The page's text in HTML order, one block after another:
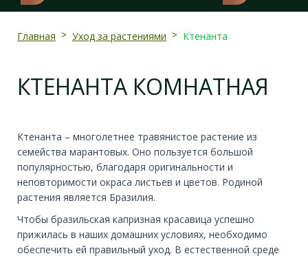
Главная > Уход за растениями > Ктенанта
КТЕНАНТА КОМНАТНАЯ
Ктенанта – многолетнее травянистое растение из
семейства марантовых. Оно пользуется большой
популярностью, благодаря оригинальности и
неповторимости окраса листьев и цветов. Родиной
растения является Бразилия.
Чтобы бразильская капризная красавица успешно
прижилась в наших домашних условиях, необходимо
обеспечить ей правильный уход. В естественной среде